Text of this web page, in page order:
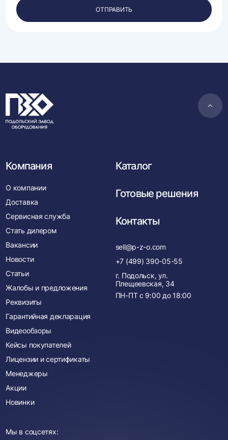
персональных
данных.
ОТПРАВИТЬ
в
Компания
О компании
Доставка
Сервисная служба
Стать дилером
Вакансии
Новости
Статьи
Жалобы и предложения
Реквизиты
Гарантийная декларация
Видеообзоры
Кейсы покупателей
Лицензии и сертификаты
Менеджеры
Акции
Новинки
Каталог
Готовые решения
Контакты
sell@p-z-o.com
+7 (499) 390-05-55
г. Подольск, ул.
Плещеевская, 34
ПН-ПТ с 9:00 до 18:00
Мы в соцсетях: